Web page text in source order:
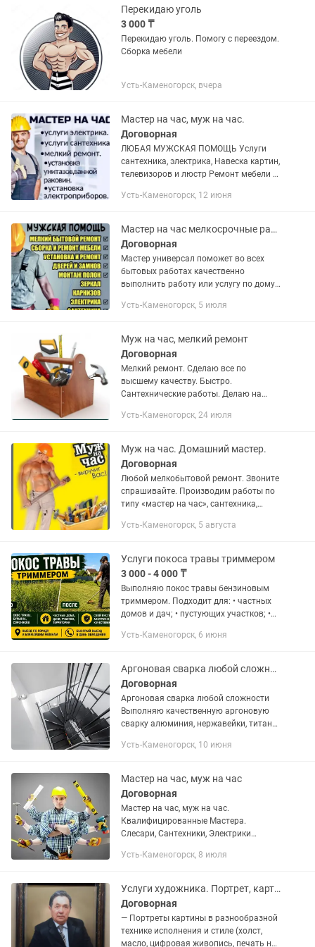
Перекидаю уголь
3 000 ₸
Перекидаю уголь. Помогу с переездом.
Сборка мебели
Усть-Каменогорск, вчера
Мастер на час, муж на час.
Договорная
ЛЮБАЯ МУЖСКАЯ ПОМОЩЬ Услуги
сантехника, электрика, Навеска картин,
телевизоров и люстр Ремонт мебели и
опытом, много чего умею, постараюсь
Усть-Каменогорск, 12 июня
Мастер на час мелкосрочные работы
Договорная
Мастер универсал поможет во всех
бытовых работах качественно
выполнить работу или услугу по дому
любыми задачами: -Установка замена
Усть-Каменогорск, 5 июля
Муж на час, мелкий ремонт
Договорная
Мелкий ремонт. Сделаю все по
высшему качеству. Быстро.
Сантехнические работы. Делаю на
Смесители краны и и д Установка
Усть-Каменогорск, 24 июля
Муж на час. Домашний мастер.
Договорная
Любой мелкобытовой ремонт. Звоните
спрашивайте. Производим работы по
типу «мастер на час», сантехника,
мебели и. Т. Д. Установка подключение
Усть-Каменогорск, 5 августа
Услуги покоса травы триммером
3 000 - 4 000 ₸
Выполняю покос травы бензиновым
триммером. Подходит для: • частных
домов и дач; • пустующих участков; •
травы и бурьяна; • подготовки участка
Усть-Каменогорск, 6 июня
Аргоновая сварка любой сложности
Договорная
Аргоновая сварка любой сложности
Выполняю качественную аргоновую
сварку алюминия, нержавейки, титана
прочный, аккуратный и эстетичный
Усть-Каменогорск, 10 июня
Мастер на час, муж на час
Договорная
Мастер на час, муж на час.
Квалифицированные Мастера.
Слесари, Сантехники, Электрики
дома и офиса. Сборка мебели. Услуги
раковины и...
Усть-Каменогорск, 8 июля
Услуги художника. Портрет, картинына заказ.
Договорная
— Портреты картины в разнообразной
технике исполнения и стиле (холст,
масло, цифровая живопись, печать на